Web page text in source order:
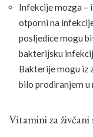
Infekcije mozga –
otporni na
posljedice mogu
bakterijsku
Bakterije mogu iz
bilo prodiranjem u
Vitamini za živčani